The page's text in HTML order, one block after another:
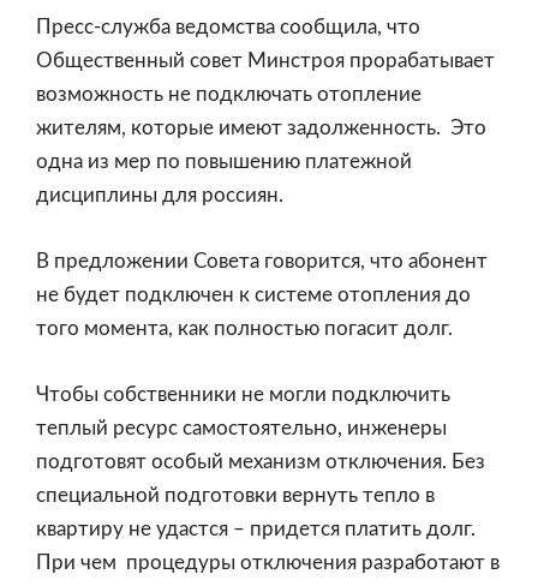
Пресс-служба ведомства сообщила, что
Общественный совет Минстроя прорабатывает
возможность не подключать отопление
жителям, которые имеют задолженность. Это
одна из мер по повышению платежной
дисциплины для россиян.
В предложении Совета говорится, что абонент
не будет подключен к системе отопления до
того момента, как полностью погасит долг.
Чтобы собственники не могли подключить
теплый ресурс самостоятельно, инженеры
подготовят особый механизм отключения. Без
специальной подготовки вернуть тепло в
квартиру не удастся – придется платить долг.
При чем процедуры отключения разработают в